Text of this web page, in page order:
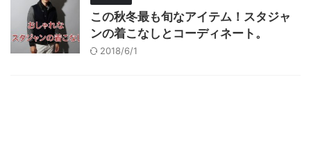
この秋冬最も旬なアイテム！スタジャ
ンの着こなしとコーディネート。
2018/6/1